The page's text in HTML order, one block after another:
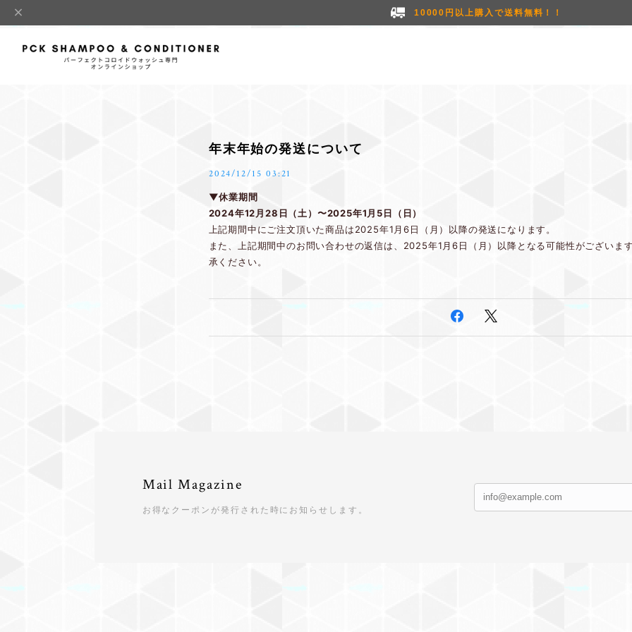
10000円以上購入で送料無料！！
年末年始の発送について
2024/12/15 03:21
▼休業期間
2024年12月28日（土）〜2025年1月5日（日）
上記期間中にご注文頂いた商品は2025年1月6日（月）以降の発送になります。
また、上記期間中のお問い合わせの返信は、2025年1月6日（月）以降となる可能性がございま
承ください。
Mail Magazine
お得なクーポンが発行された時にお知らせします。